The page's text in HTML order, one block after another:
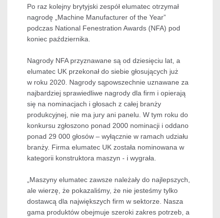
Po raz kolejny brytyjski zespół elumatec otrzymał
nagrodę „Machine Manufacturer of the Year”
podczas National Fenestration Awards (NFA) pod
koniec października.
Nagrody NFA przyznawane są od dziesięciu lat, a
elumatec UK przekonał do siebie głosujących już
w roku 2020. Nagrody sąpowszechnie uznawane za
najbardziej sprawiedliwe nagrody dla firm i opierają
się na nominacjach i głosach z całej branży
produkcyjnej, nie ma jury ani panelu. W tym roku do
konkursu zgłoszono ponad 2000 nominacji i oddano
ponad 29 000 głosów – wyłącznie w ramach udziału
branży. Firma elumatec UK została nominowana w
kategorii konstruktora maszyn - i wygrała.
„Maszyny elumatec zawsze należały do najlepszych,
ale wierzę, że pokazaliśmy, że nie jesteśmy tylko
dostawcą dla największych firm w sektorze. Nasza
gama produktów obejmuje szeroki zakres potrzeb, a